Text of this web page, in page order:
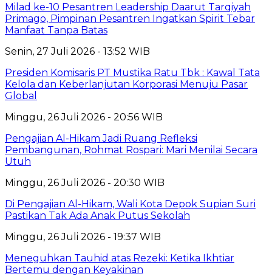
Milad ke-10 Pesantren Leadership Daarut Tarqiyah
Primago, Pimpinan Pesantren Ingatkan Spirit Tebar
Manfaat Tanpa Batas
Senin, 27 Juli 2026 - 13:52 WIB
Presiden Komisaris PT Mustika Ratu Tbk : Kawal Tata
Kelola dan Keberlanjutan Korporasi Menuju Pasar
Global
Minggu, 26 Juli 2026 - 20:56 WIB
Pengajian Al-Hikam Jadi Ruang Refleksi
Pembangunan, Rohmat Rospari: Mari Menilai Secara
Utuh
Minggu, 26 Juli 2026 - 20:30 WIB
Di Pengajian Al-Hikam, Wali Kota Depok Supian Suri
Pastikan Tak Ada Anak Putus Sekolah
Minggu, 26 Juli 2026 - 19:37 WIB
Meneguhkan Tauhid atas Rezeki: Ketika Ikhtiar
Bertemu dengan Keyakinan